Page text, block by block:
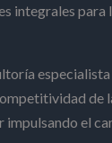
integrales para
de
el